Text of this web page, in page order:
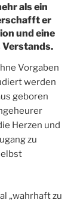
als ein
er
und eine
Verstands.
Vorgaben
werden
geboren
Herzen und
zu
„wahrhaft zu